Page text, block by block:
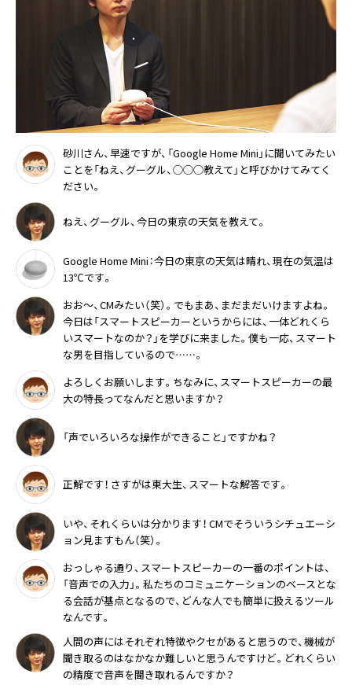
砂川さん、早速ですが、「Google Home Mini」に聞いてみたい
ことを「ねえ、グーグル、◯◯◯教えて」と呼びかけてみてく
ださい。
ねえ、グーグル、今日の東京の天気を教えて。
Google Home Mini：今日の東京の天気は晴れ、現在の気温は
13℃です。
おお～、CMみたい（笑）。でもまあ、まだまだいけますよね。
今日は「スマートスピーカーというからには、一体どれくら
いスマートなのか？」を学びに来ました。僕も一応、スマート
な男を目指しているので……。
よろしくお願いします。ちなみに、スマートスピーカーの最
大の特長ってなんだと思いますか？
「声でいろいろな操作ができること」ですかね？
正解です！ さすがは東大生、スマートな解答です。
いや、それくらいは分かります！ CMでそういうシチュエーシ
ョン見ますもん（笑）。
おっしゃる通り、スマートスピーカーの一番のポイントは、
「音声での入力」。私たちのコミュニケーションのベースとな
る会話が基点となるので、どんな人でも簡単に扱えるツール
なんです。
人間の声にはそれぞれ特徴やクセがあると思うので、機械が
聞き取るのはなかなか難しいと思うんですけど。どれくらい
の精度で音声を聞き取れるんですか？